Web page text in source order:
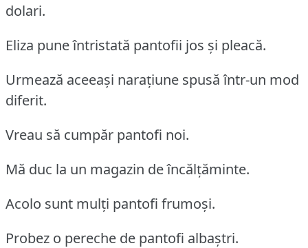
dolari.
Eliza pune întristată pantofii jos și pleacă.
Urmează aceeași narațiune spusă într-un mod
diferit.
Vreau să cumpăr pantofi noi.
Mă duc la un magazin de încălțăminte.
Acolo sunt mulți pantofi frumoși.
Probez o pereche de pantofi albaștri.